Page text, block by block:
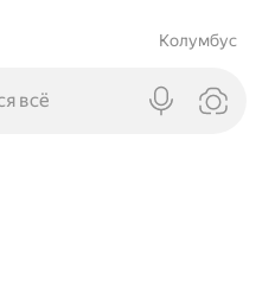
Колумбус
всё